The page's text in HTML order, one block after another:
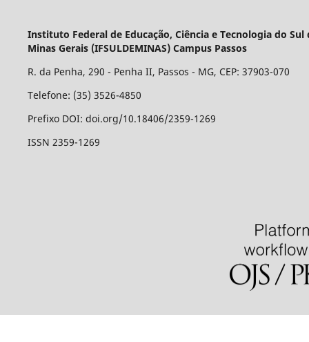
Instituto Federal de Educação, Ciência e Tecnologia do Sul
Minas Gerais (IFSULDEMINAS) Campus Passos
R. da Penha, 290 - Penha II, Passos - MG, CEP: 37903-070
Telefone: (35) 3526-4850
Prefixo DOI: doi.org/10.18406/2359-1269
ISSN 2359-1269